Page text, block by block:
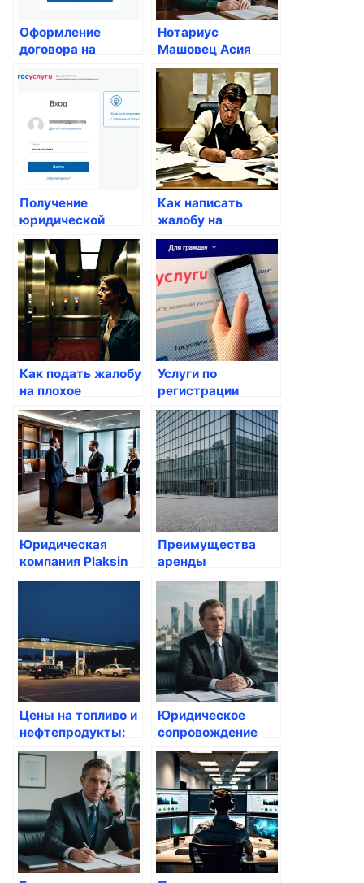
Оформление
договора на
обслуживание
Нотариус
Машовец Асия
Океановна в
Екатеринбурге —
Цены и Услуги
Получение
юридической
помощи семьям с
низким доходом
Как написать
жалобу на
некачественное
обслуживание
Как подать жалобу
на плохое
обслуживание
лифта
Услуги по
регистрации
предпринимательской
деятельности
Юридическая
компания Plaksin
Law: Лучшая
Преимущества
аренды
юридического
адреса в Москве:
Что нужно знать?
Цены на топливо и
нефтепродукты:
стоимость
дизельного
топлива, бензина,
керосина в Москве
Юридическое
сопровождение
процедуры
банкротства в
Москве —
КОМПАС ПРАВА